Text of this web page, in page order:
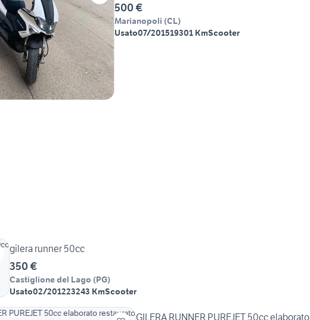
500 €
Marianopoli (CL)
Usato07/201519301 KmScooter
gilera runner 50cc
350 €
Castiglione del Lago (PG)
Usato02/201223243 KmScooter
GILERA RUNNER PUREJET 50cc elaborato